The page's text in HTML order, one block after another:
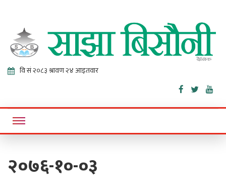
Sajha
Bisaunee
Online News Portal
२०७६-१०-०३